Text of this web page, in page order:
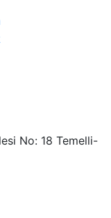
No: 18 Temelli-